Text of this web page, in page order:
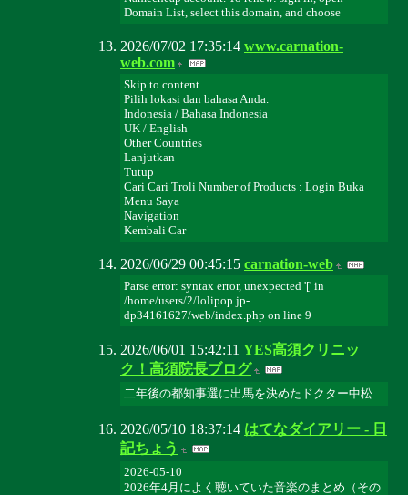
Domain List, select this domain, and choose
2026/07/02 17:35:14 www.carnation-
web.com
Skip to content
Pilih lokasi dan bahasa Anda.
Indonesia / Bahasa Indonesia
UK / English
Other Countries
Lanjutkan
Tutup
Cari Cari Troli Number of Products : Login Buka
Menu Saya
Navigation
Kembali Car
2026/06/29 00:45:15 carnation-web
Parse error: syntax error, unexpected '[' in
/home/users/2/lolipop.jp-
dp34161627/web/index.php on line 9
2026/06/01 15:42:11 YES高須クリニッ
ク！高須院長ブログ
二年後の都知事選に出馬を決めたドクター中松
2026/05/10 18:37:14 はてなダイアリー - 日
記ちょう
2026-05-10
2026年4月によく聴いていた音楽のまとめ（その